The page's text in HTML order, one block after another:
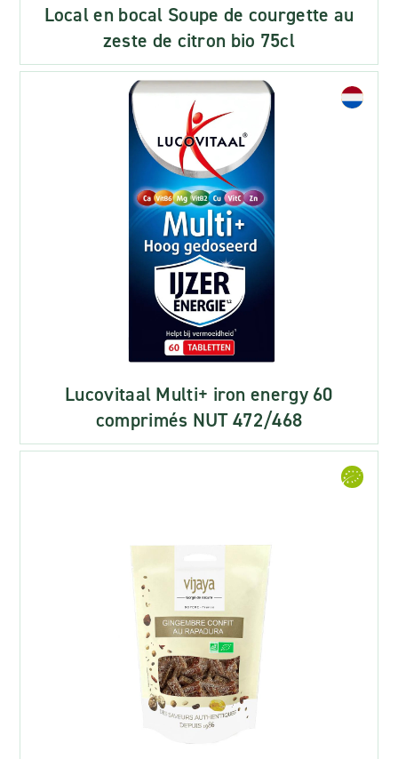
Local en bocal Soupe de courgette au
zeste de citron bio 75cl
Lucovitaal Multi+ iron energy 60
comprimés NUT 472/468